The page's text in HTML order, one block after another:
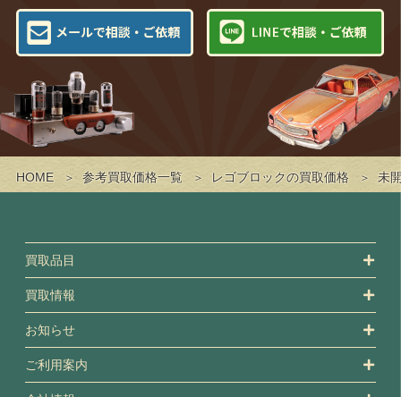
HOME 参考買取価格一覧 レゴブロックの買取価格 未
買取品目
買取情報
お知らせ
ご利用案内